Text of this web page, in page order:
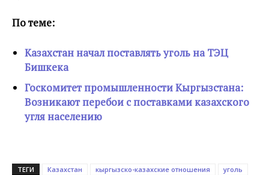
По теме:
Казахстан начал поставлять уголь на ТЭЦ
Бишкека
Госкомитет промышленности Кыргызстана:
Возникают перебои с поставками казахского
угля населению
ТЕГИ Казахстан кыргызско-казахские отношения уголь